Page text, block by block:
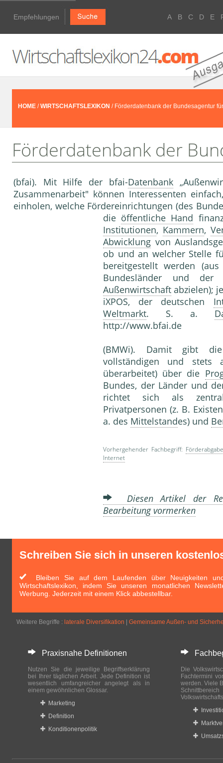
Empfehlungen A B C D E
HOME /WIRTSCHAFTSLEXIKON / Förderdatenbank der Bundesagentur
Förderdatenbank der
(bfai). Mit Hilfe der bfai-Datenbank
Zusammenarbeit" können Interessenten
einholen, welche Fördereinrichtungen (des
die öffentliche Hand
Institutionen, Kammern,
Abwicklung von
ob und an welcher Stelle
bereitgestellt werden
Bundesländer und
Außenwirtschaft abzielen);
iXPOS, der deutschen
Weltmarkt. S. a.
http://www.bfai.de
(BMWi). Damit gibt die
vollständigen und stets
überarbeitet) über die
Bundes, der Länder und
richtet sich als
Privatpersonen (z. B.
a. des Mittelstandes) und
Vorhergehender Fachbegriff: Förderabgabe
Internet
Diesen Artikel der
Bearbeitung vormerken
Schreiben Sie sich in unseren
Bleiben Sie auf dem Laufenden über Neuigkeiten
Wirtschaftslexikon, indem Sie unseren monatlichen
Werbung. Jederzeit mit einem Klick abbestellbar.
Weitere Begriffe : laterale Diversifikation Gemeinsame Außen- und
Praxisnahe Definitionen
Nutzen Sie die jeweilige Begriffserklärung
bei Ihrer täglichen Arbeit. Jede Definition ist
wesentlich umfangreicher angelegt als in
einem gewöhnlichen Glossar.
Marketing
Definition
Konditionenpolitik
Die
Fachtermini
werden. Viele